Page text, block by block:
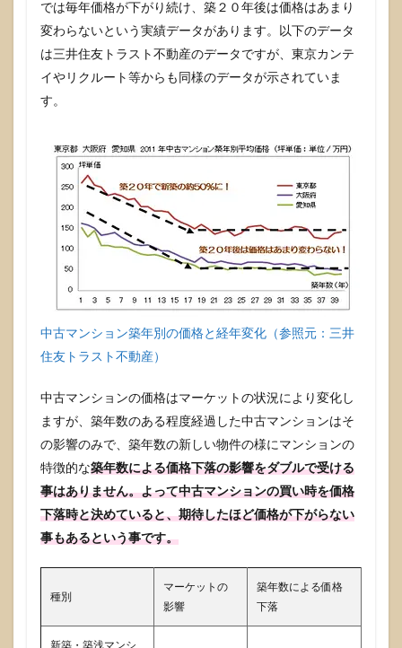
トで
す！
2
確か
在す
ステ
ージ
によ
る買
い
家族
構成
定す
る結
婚と
のラ
イフ
ステ
ージ
2.2
住宅
ロー
ンの
返済
か？
では毎年価格が下がり続け、築２０年後は価格はあまり
変わらないという実績データがあります。以下のデータ
は三井住友トラスト不動産のデータですが、東京カンテ
イやリクルート等からも同様のデータが示されていま
す。
中古マンション築年別の価格と経年変化（参照元：三井
住友トラスト不動産）
中古マンションの価格はマーケットの状況により変化し
ますが、築年数のある程度経過した中古マンションはそ
の影響のみで、築年数の新しい物件の様にマンションの
特徴的な築年数による価格下落の影響をダブルで受ける
事はありません。よって中古マンションの買い時を価格
下落時と決めていると、期待したほど価格が下がらない
事もあるという事です。
種別
マーケットの
影響
築年数による価格
下落
新築・築浅マンシ